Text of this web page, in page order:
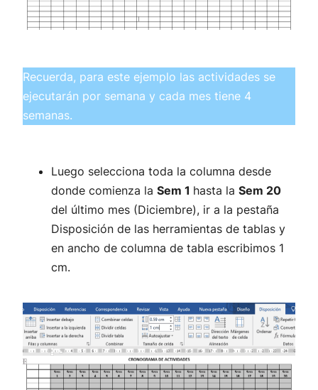
Recuerda, para este ejemplo las actividades se
ejecutarán por semana y cada mes tiene 4
semanas.
Luego selecciona toda la columna desde
donde comienza la Sem 1 hasta la Sem 20
del último mes (Diciembre), ir a la pestaña
Disposición de las herramientas de tablas y
en ancho de columna de tabla escribimos 1
cm.